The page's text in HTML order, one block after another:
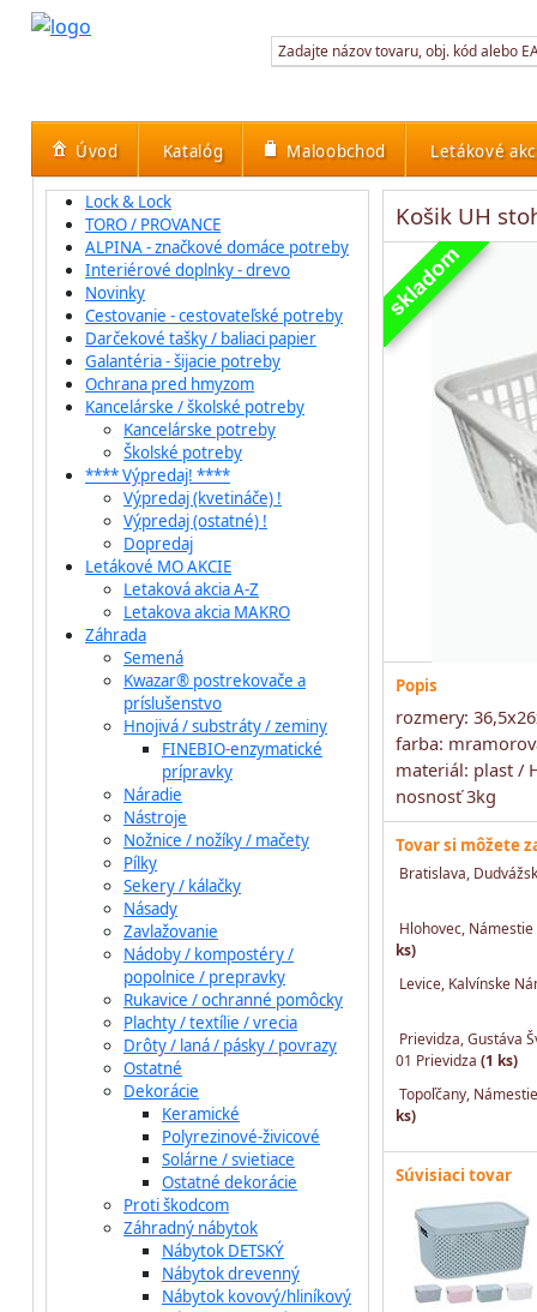
Úvod Katalóg Maloobchod Letákové
Lock & Lock
TORO / PROVANCE
ALPINA - značkové domáce potreby
Interiérové doplnky - drevo
Novinky
Cestovanie - cestovateľské potreby
Darčekové tašky / baliaci papier
Galantéria - šijacie potreby
Ochrana pred hmyzom
Kancelárske / školské potreby
Kancelárske potreby
Školské potreby
**** Výpredaj! ****
Výpredaj (kvetináče) !
Výpredaj (ostatné) !
Dopredaj
Letákové MO AKCIE
Letaková akcia A-Z
Letakova akcia MAKRO
Záhrada
Semená
Kwazar® postrekovače a
príslušenstvo
Hnojivá / substráty / zeminy
FINEBIO-enzymatické
prípravky
Náradie
Nástroje
Nožnice / nožíky / mačety
Pílky
Sekery / kálačky
Násady
Zavlažovanie
Nádoby / kompostéry /
popolnice / prepravky
Rukavice / ochranné pomôcky
Plachty / textílie / vrecia
Drôty / laná / pásky / povrazy
Ostatné
Dekorácie
Keramické
Polyrezinové-živicové
Solárne / svietiace
Ostatné dekorácie
Proti škodcom
Záhradný nábytok
Nábytok DETSKÝ
Nábytok drevenný
Nábytok kovový/hliníkový
Košik UH
Popis
rozmery:
farba:
materiál: plast /
nosnosť 3kg
Tovar si môžete
Bratislava,
Hlohovec,
ks)
Levice, Kalvínske
Prievidza, Gustáva
01 Prievidza (1 ks)
Topoľčany,
ks)
Súvisiaci tovar